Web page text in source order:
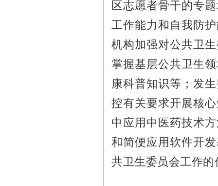
区志愿者骨干的专
工作能力和自我防
机构加强对公共卫
掌握基层公共卫生
康科普知识等；发
控有关要求开展核
中应用中医药技术
和简便应用软件开
共卫生委员会工作